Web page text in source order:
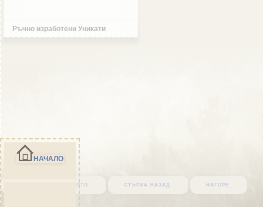
Ръчно изработени Уникати
върни се в началото стъпка назад нагоре
НАЧАЛО